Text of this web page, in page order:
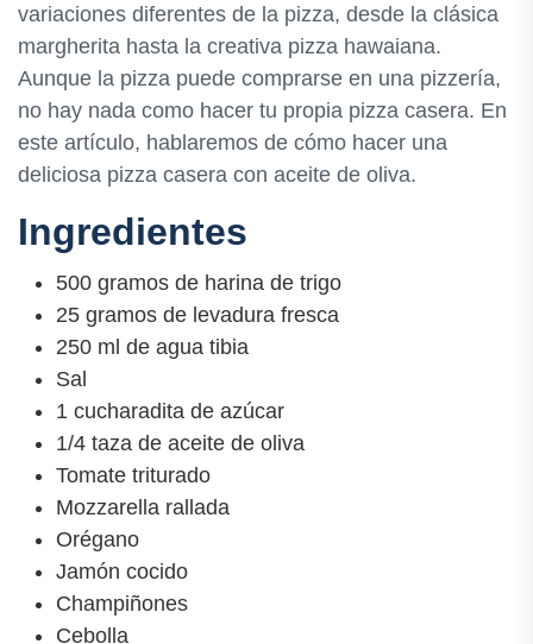
variaciones diferentes de la pizza, desde la clásica
margherita hasta la creativa pizza hawaiana.
Aunque la pizza puede comprarse en una pizzería,
no hay nada como hacer tu propia pizza casera. En
este artículo, hablaremos de cómo hacer una
deliciosa pizza casera con aceite de oliva.
Ingredientes
500 gramos de harina de trigo
25 gramos de levadura fresca
250 ml de agua tibia
Sal
1 cucharadita de azúcar
1/4 taza de aceite de oliva
Tomate triturado
Mozzarella rallada
Orégano
Jamón cocido
Champiñones
Cebolla